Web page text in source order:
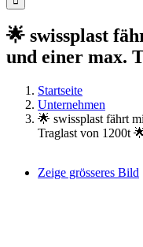
🌟 swissplast
und einer max.
Startseite
Unternehmen
🌟 swissplast fährt
Traglast von 1200t
Zeige grösseres Bild